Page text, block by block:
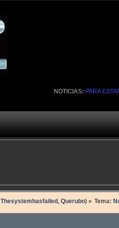
NOTICIAS: PARA
Thesystemhasfailed, Querubo) » Tema: